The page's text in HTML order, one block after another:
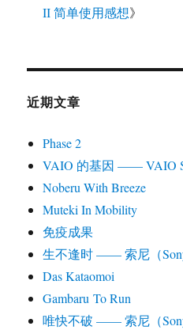
II 简单使用感想》
近期文章
Phase 2
VAIO 的基因 —— VAIO
Noberu With Breeze
Muteki In Mobility
免疫成果
生不逢时 —— 索尼（
Das Kataomoi
Gambaru To Run
唯快不破 —— 索尼（